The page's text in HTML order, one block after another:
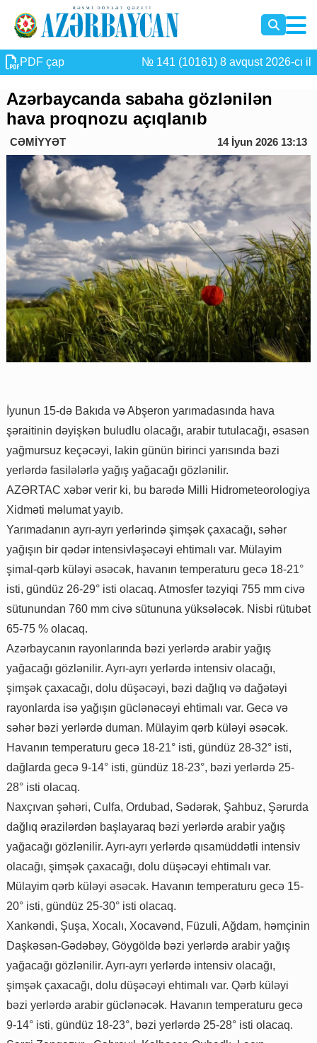
PDF çap № 141 (10161) 8 avqust 2026-cı il
Azərbaycanda sabaha gözlənilən
hava proqnozu açıqlanıb
CƏMİYYƏT 14 İyun 2026 13:13
İyunun 15-də Bakıda və Abşeron yarımadasında hava
şəraitinin dəyişkən buludlu olacağı, arabir tutulacağı, əsasən
yağmursuz keçəcəyi, lakin günün birinci yarısında bəzi
yerlərdə fasilələrlə yağış yağacağı gözlənilir.
AZƏRTAC xəbər verir ki, bu barədə Milli Hidrometeorologiya
Xidməti məlumat yayıb.
Yarımadanın ayrı-ayrı yerlərində şimşək çaxacağı, səhər
yağışın bir qədər intensivləşəcəyi ehtimalı var. Mülayim
şimal-qərb küləyi əsəcək, havanın temperaturu gecə 18-21°
isti, gündüz 26-29° isti olacaq. Atmosfer təzyiqi 755 mm civə
sütunundan 760 mm civə sütununa yüksələcək. Nisbi rütubət
65-75 % olacaq.
Azərbaycanın rayonlarında bəzi yerlərdə arabir yağış
yağacağı gözlənilir. Ayrı-ayrı yerlərdə intensiv olacağı,
şimşək çaxacağı, dolu düşəcəyi, bəzi dağlıq və dağətəyi
rayonlarda isə yağışın güclənəcəyi ehtimalı var. Gecə və
səhər bəzi yerlərdə duman. Mülayim qərb küləyi əsəcək.
Havanın temperaturu gecə 18-21° isti, gündüz 28-32° isti,
dağlarda gecə 9-14° isti, gündüz 18-23°, bəzi yerlərdə 25-
28° isti olacaq.
Naxçıvan şəhəri, Culfa, Ordubad, Sədərək, Şahbuz, Şərurda
dağlıq ərazilərdən başlayaraq bəzi yerlərdə arabir yağış
yağacağı gözlənilir. Ayrı-ayrı yerlərdə qısamüddətli intensiv
olacağı, şimşək çaxacağı, dolu düşəcəyi ehtimalı var.
Mülayim qərb küləyi əsəcək. Havanın temperaturu gecə 15-
20° isti, gündüz 25-30° isti olacaq.
Xankəndi, Şuşa, Xocalı, Xocavənd, Füzuli, Ağdam, həmçinin
Daşkəsən-Gədəbəy, Göygöldə bəzi yerlərdə arabir yağış
yağacağı gözlənilir. Ayrı-ayrı yerlərdə intensiv olacağı,
şimşək çaxacağı, dolu düşəcəyi ehtimalı var. Qərb küləyi
bəzi yerlərdə arabir güclənəcək. Havanın temperaturu gecə
9-14° isti, gündüz 18-23°, bəzi yerlərdə 25-28° isti olacaq.